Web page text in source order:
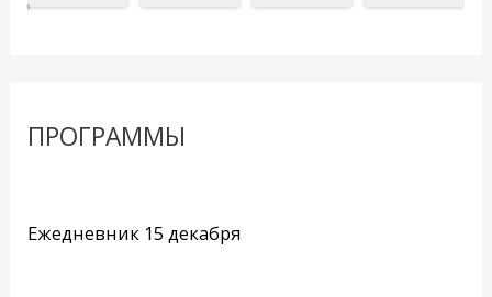
ПРОГРАММЫ
Ежедневник 15 декабря